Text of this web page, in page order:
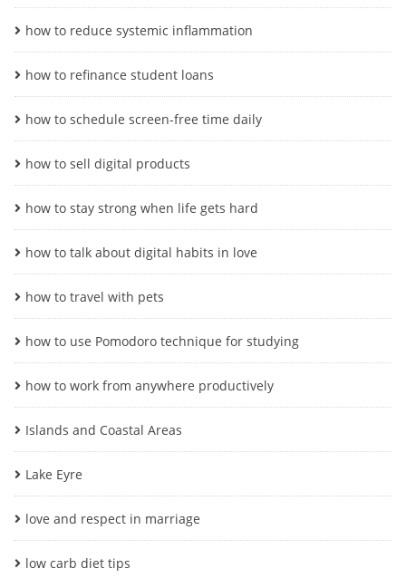
how to reduce systemic inflammation
how to refinance student loans
how to schedule screen-free time daily
how to sell digital products
how to stay strong when life gets hard
how to talk about digital habits in love
how to travel with pets
how to use Pomodoro technique for studying
how to work from anywhere productively
Islands and Coastal Areas
Lake Eyre
love and respect in marriage
low carb diet tips